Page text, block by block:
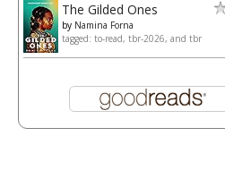
The Gilded Ones
by Namina Forna
tagged: to-read, tbr-2026, and tbr